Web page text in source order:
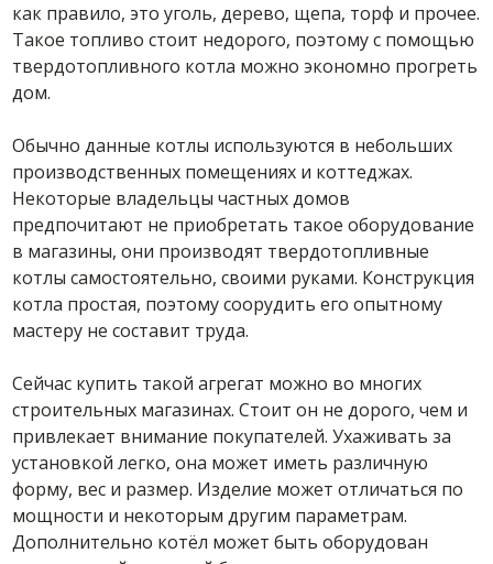
как правило, это уголь, дерево, щепа, торф и прочее.
Такое топливо стоит недорого, поэтому с помощью
твердотопливного котла можно экономно прогреть
дом.
Обычно данные котлы используются в небольших
производственных помещениях и коттеджах.
Некоторые владельцы частных домов
предпочитают не приобретать такое оборудование
в магазины, они производят твердотопливные
котлы самостоятельно, своими руками. Конструкция
котла простая, поэтому соорудить его опытному
мастеру не составит труда.
Сейчас купить такой агрегат можно во многих
строительных магазинах. Стоит он не дорого, чем и
привлекает внимание покупателей. Ухаживать за
установкой легко, она может иметь различную
форму, вес и размер. Изделие может отличаться по
мощности и некоторым другим параметрам.
Дополнительно котёл может быть оборудован